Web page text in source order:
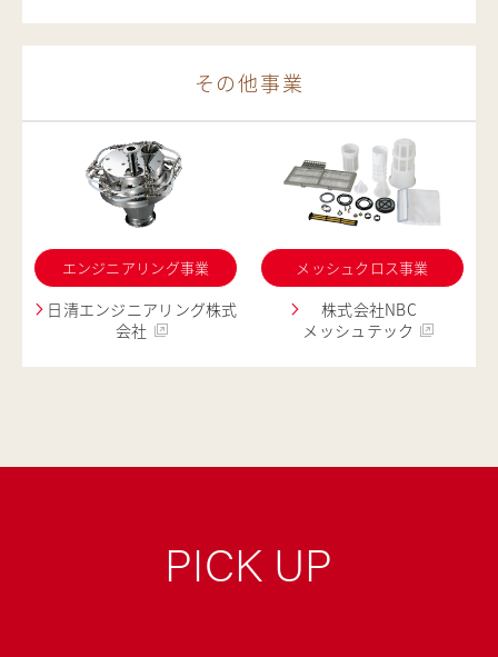
その他事業
エンジニアリング事業
日清エンジニアリング株式
会社
メッシュクロス事業
株式会社NBC
メッシュテック
PICK UP